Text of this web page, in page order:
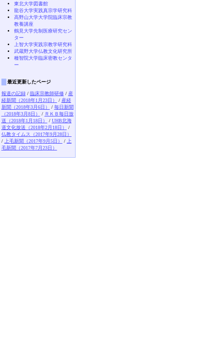
東北大学図書館
龍谷大学実践真宗学研究科
高野山大学大学院臨床宗教
教養講座
鶴見大学先制医療研究セン
ター
上智大学実践宗教学研究科
武蔵野大学仏教文化研究所
種智院大学臨床密教センタ
ー
最近更新したページ
報道の記録/ 臨床宗教師研修/ 産
経新聞（2018年1月23日）
/ 産経
新聞（2018年3月6日）
/ 毎日新聞
（2018年3月8日）
/ ＲＫＢ毎日放
送（2018年1月18日）
/ UHB北海
道文化放送（2018年2月18日）
/
仏教タイムス（2017年9月28日）
/
上毛新聞（2017年9月5日） /
上
毛新聞（2017年7月23日）